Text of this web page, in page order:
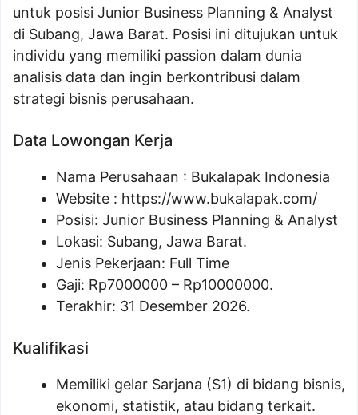
untuk posisi Junior Business Planning & Analyst
di Subang, Jawa Barat. Posisi ini ditujukan untuk
individu yang memiliki passion dalam dunia
analisis data dan ingin berkontribusi dalam
strategi bisnis perusahaan.
Data Lowongan Kerja
Nama Perusahaan : Bukalapak Indonesia
Website : https://www.bukalapak.com/
Posisi: Junior Business Planning & Analyst
Lokasi: Subang, Jawa Barat.
Jenis Pekerjaan: Full Time
Gaji: Rp7000000 – Rp10000000.
Terakhir: 31 Desember 2026.
Kualifikasi
Memiliki gelar Sarjana (S1) di bidang bisnis,
ekonomi, statistik, atau bidang terkait.